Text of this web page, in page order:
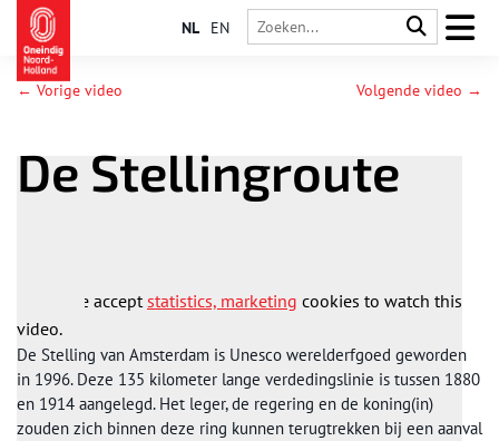
NL EN
← Vorige video Volgende video →
De Stellingroute
Please acceptstatistics, marketing cookies to watch this
video.
De Stelling van Amsterdam is Unesco werelderfgoed geworden
in 1996. Deze 135 kilometer lange verdedingslinie is tussen 1880
en 1914 aangelegd. Het leger, de regering en de koning(in)
zouden zich binnen deze ring kunnen terugtrekken bij een aanval